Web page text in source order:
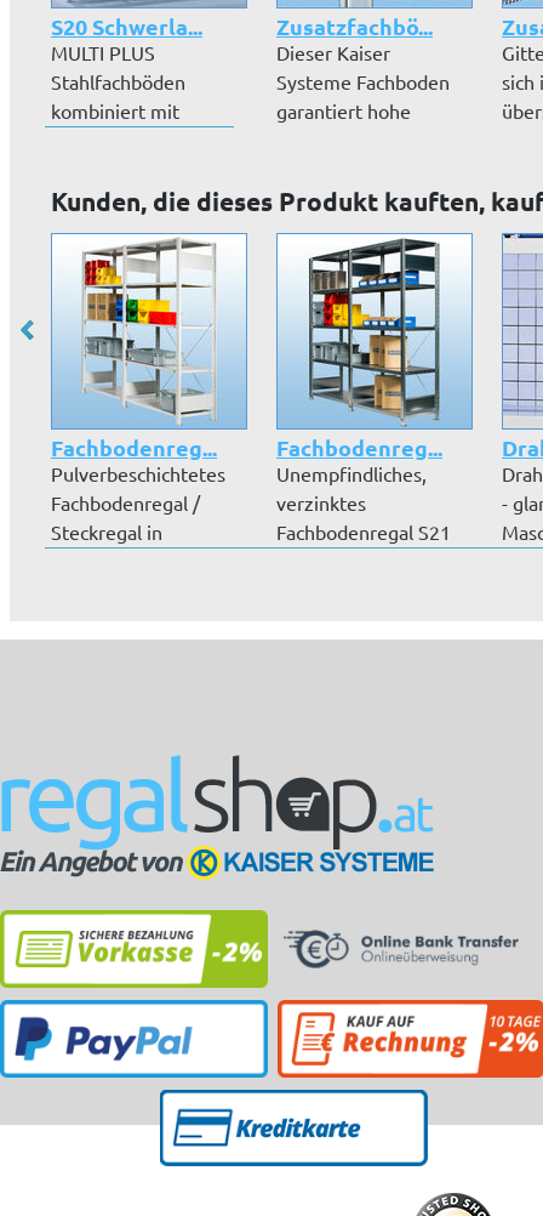
S20 Schwerla...
MULTI PLUS
Stahlfachböden
kombiniert mit
Zusatzfachbö...
Dieser Kaiser
Systeme Fachboden
garantiert hohe
sich
Kunden, die dieses Produkt kauften,
Fachbodenreg...
Pulverbeschichtetes
Fachbodenregal /
Steckregal in
Fachbodenreg...
Unempfindliches,
verzinktes
Fachbodenregal S21
-